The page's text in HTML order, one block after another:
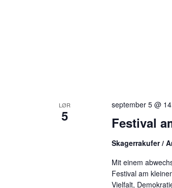
LØR
5 Festival
september 5 @
Skagerrakufer /
Mit einem
Festival am
Vielfalt,